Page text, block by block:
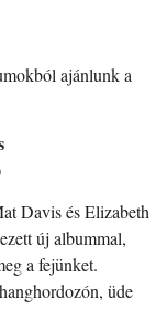
ajánlunk a
Davis és Elizabeth
új albummal,
a fejünket.
üde